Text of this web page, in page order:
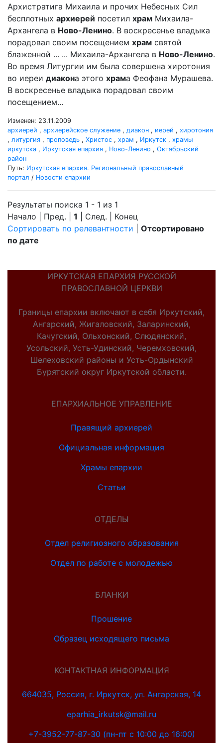
Архистратига Михаила и прочих Небесных Сил
бесплотных архиерей посетил храм Михаила-
Архангела в Ново-Ленино. В воскресенье владыка
порадовал своим посещением храм святой
блаженной ... ... Михаила-Архангела в Ново-Ленино.
Во время Литургии им была совершена хиротония
во иереи диакона этого храма Феофана Мурашева.
В воскресенье владыка порадовал своим
посещением...
Изменен: 23.11.2009
архиерей , архиерейское служение , диакон , иерей , хиротония
, литургия , проповедь , Христос , храм , Иркутск , храмы
иркутска , Иркутская епархия , Ново-Ленино , Октябрьский
район
Путь: Иркутская епархия. Региональный православный
портал / Новости епархии
Результаты поиска 1 - 1 из 1
Начало | Пред. | 1 | След. | Конец
Сортировать по релевантности
Отсортировано
по дате
ИРКУТСКАЯ ЕПАРХИЯ РУССКОЙ
ПРАВОСЛАВНОЙ ЦЕРКВИ
Границы епархии включают в себя Иркутский,
Ангарский, Жигаловский, Заларинский,
Качугский, Ольхонский, Слюдянский,
Усольский, Усть-Удинский, Черемховский,
Шелеховский районы и Усть-Ордынский
Бурятский округ Иркутской области.
ЕПАРХИАЛЬНОЕ УПРАВЛЕНИЕ
Правящий архиерей
Официальная информация
Храмы епархии
Статьи
ОТДЕЛЫ
Отдел религиозного образования
Отдел по работе с молодежью
БЛАНКИ
Прошение
Образец исходящего письма
КОНТАКТНАЯ ИНФОРМАЦИЯ
664035, Россия, г. Иркутск, ул. Ангарская, 14
eparhia_irkutsk@mail.ru
+7-3952-77-87-30 (пн-пт с 10:00 до 16:00)